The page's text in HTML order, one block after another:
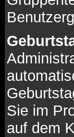
Sie im
auf dem